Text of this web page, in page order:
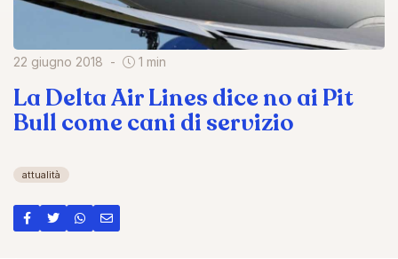
22 giugno 2018 1 min
La Delta Air Lines dice no ai Pit
Bull come cani di servizio
attualità